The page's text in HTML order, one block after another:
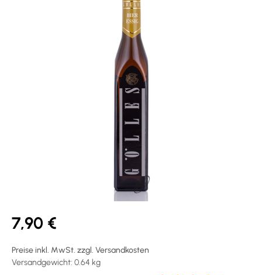
7,90 €
Preise inkl. MwSt. zzgl. Versandkosten
Versandgewicht: 0.64 kg